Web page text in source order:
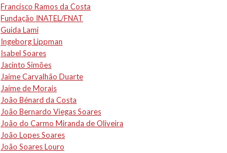
Francisco Ramos da Costa
Fundação INATEL/FNAT
Guida Lami
Ingeborg Lippman
Isabel Soares
Jacinto Simões
Jaime Carvalhão Duarte
Jaime de Morais
João Bénard da Costa
João Bernardo Viegas Soares
João do Carmo Miranda de Oliveira
João Lopes Soares
João Soares Louro